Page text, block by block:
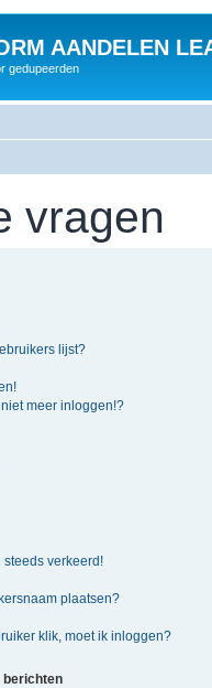
AANDELEN
gedupeerden
vragen
lijst?
meer inloggen!?
verkeerd!
plaatsen?
klik, moet ik inloggen?
berichten